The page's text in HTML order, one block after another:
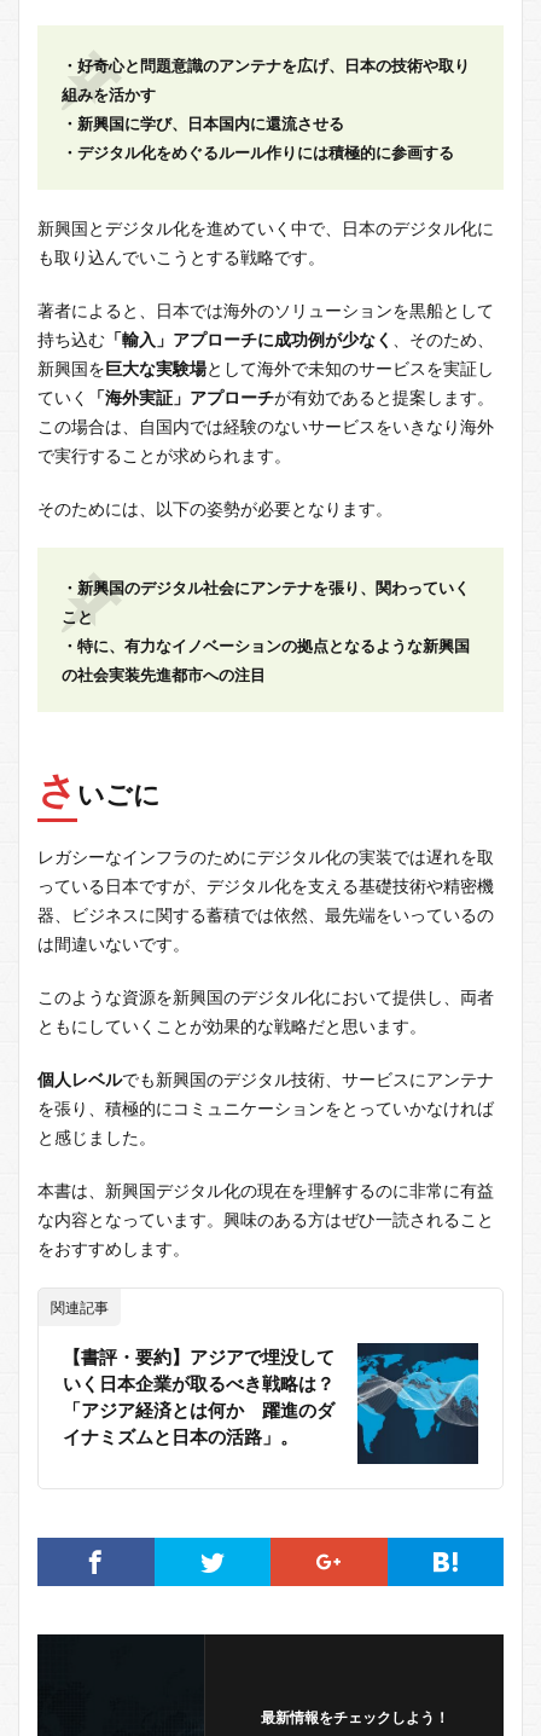
・好奇心と問題意識のアンテナを広げ、日本の技術や取り
組みを活かす
・新興国に学び、日本国内に還流させる
・デジタル化をめぐるルール作りには積極的に参画する
新興国とデジタル化を進めていく中で、日本のデジタル化に
も取り込んでいこうとする戦略です。
著者によると、日本では海外のソリューションを黒船として
持ち込む 「輸入」アプローチに成功例が少なく
、そのため、
新興国を巨大な実験場として海外で未知のサービスを実証し
ていく
「海外実証」アプローチが有効であると提案します。
この場合は、自国内では経験のないサービスをいきなり海外
で実行することが求められます。
そのためには、以下の姿勢が必要となります。
・新興国のデジタル社会にアンテナを張り、関わっていく
こと
・特に、有力なイノベーションの拠点となるような新興国
の社会実装先進都市への注目
さ いごに
レガシーなインフラのためにデジタル化の実装では遅れを取
っている日本ですが、デジタル化を支える基礎技術や精密機
器、ビジネスに関する蓄積では依然、最先端をいっているの
は間違いないです。
このような資源を新興国のデジタル化において提供し、両者
ともにしていくことが効果的な戦略だと思います。
個人レベルでも新興国のデジタル技術、サービスにアンテナ
を張り、積極的にコミュニケーションをとっていかなければ
と感じました。
本書は、新興国デジタル化の現在を理解するのに非常に有益
な内容となっています。興味のある方はぜひ一読されること
をおすすめします。
関連記事
【書評・要約】アジアで埋没して
いく日本企業が取るべき戦略は？
「アジア経済とは何か 躍進のダ
イナミズムと日本の活路」。
最新情報をチェックしよう！